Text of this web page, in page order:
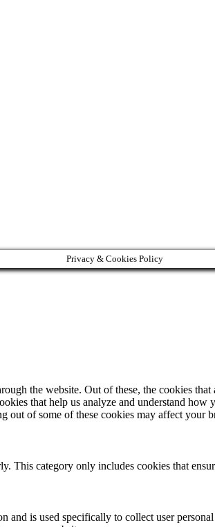
Privacy & Cookies Policy
the website. Out of these, the cookies
that help us analyze and understand
out of some of these cookies may affect your
This category only includes cookies that
is used specifically to collect user